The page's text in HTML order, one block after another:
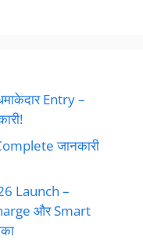
Entry –
जानकारी
Launch –
और Smart